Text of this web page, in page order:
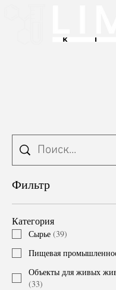
Фильтр
Категория
Сырье (39)
Пищевая
Объекты для живых
(33)